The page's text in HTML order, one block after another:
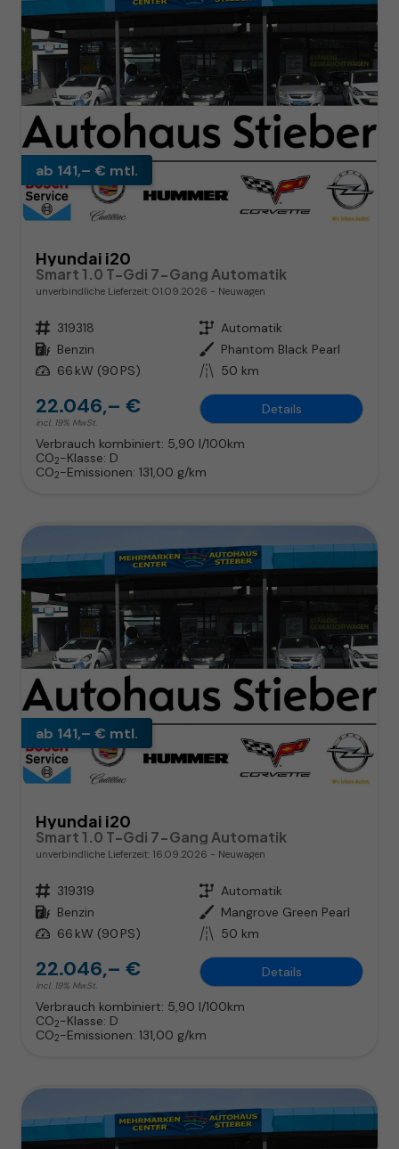
ab 141,– € mtl.
Hyundai i20
Smart 1.0 T-Gdi 7-Gang Automatik
unverbindliche Lieferzeit: 01.09.2026 Neuwagen
Fahrzeugnr. 319318 Getriebe Automatik
Kraftstoff Benzin Außenfarbe Phantom Black Pearl
Leistung 66 kW (90 PS) Kilometerstand 50 km
22.046,– €
incl. 19% MwSt.
Details
Verbrauch kombiniert: 5,90 l/100km
CO2-Klasse: D
CO2-Emissionen: 131,00 g/km
ab 141,– € mtl.
Hyundai i20
Smart 1.0 T-Gdi 7-Gang Automatik
unverbindliche Lieferzeit: 16.09.2026 Neuwagen
Fahrzeugnr. 319319 Getriebe Automatik
Kraftstoff Benzin Außenfarbe Mangrove Green Pearl
Leistung 66 kW (90 PS) Kilometerstand 50 km
22.046,– €
incl. 19% MwSt.
Details
Verbrauch kombiniert: 5,90 l/100km
CO2-Klasse: D
CO2-Emissionen: 131,00 g/km